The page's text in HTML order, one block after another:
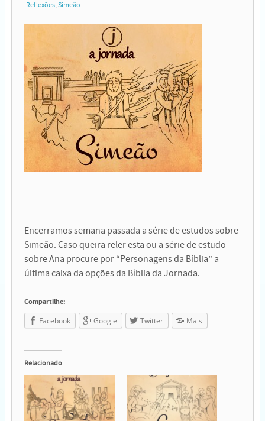
Reflexões, Simeão
Encerramos semana passada a série de estudos sobre
Simeão. Caso queira reler esta ou a série de estudo
sobre Ana procure por “Personagens da Bíblia” a
última caixa da opções da Bíblia da Jornada.
Compartilhe:
Facebook Google Twitter Mais
Relacionado